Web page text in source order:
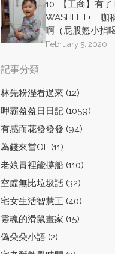
10. 【工商】有了
WASHLET+ 咖
啊（屁股翹小指
February 5, 2020
記事分類
林先粉溼看過來 (12)
呷霸盈盈日日記 (1059)
有感而花發發發 (94)
為錢來當OL (11)
老娘胃裡能撐船 (110)
空虛無比垃圾話 (32)
宅女生活智慧王 (40)
靈魂的滑鼠畫家 (15)
偽朵朵小語 (2)